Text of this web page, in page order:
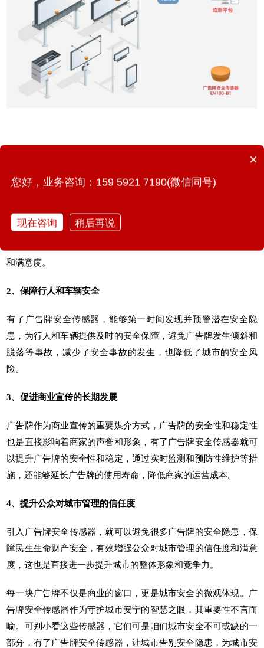
1、提升城市安全管理水平
有了广告牌安全传感器，通过实时监测和预警功能，管理人员能
够及时发现并处理广告牌的安全隐患，有效防止安全事故的发
和满意度。
2、保障行人和车辆安全
有了广告牌安全传感器，能够第一时间发现并预警潜在安全隐
患，为行人和车辆提供及时的安全保障，避免广告牌发生倾斜和
脱落等事故，减少了安全事故的发生，也降低了城市的安全风
险。
3、促进商业宣传的长期发展
广告牌作为商业宣传的重要媒介方式，广告牌的安全性和稳定性
也是直接影响着商家的声誉和形象，有了广告牌安全传感器就可
以提升广告牌的安全性和稳定，通过实时监测和预防性维护等措
施，还能够延长广告牌的使用寿命，降低商家的运营成本。
4、提升公众对城市管理的信任度
引入广告牌安全传感器，就可以避免很多广告牌的安全隐患，保
障民生生命财产安全，有效增强公众对城市管理的信任度和满意
度，这也是直接进一步提升城市的整体形象和竞争力。
每一块广告牌不仅是商业的窗口，更是城市安全的微观体现。
广
告牌安全传感器作为守护城市安宁的智慧之眼，其重要性不言而
喻。可别小看这些传感器，它们可是咱们城市安全不可或缺的一
部分，有了广告牌安全传感器，让城市告别安全隐患，为城市安
×
您好，业务咨询：159 5921 7190(微信同号)
现在咨询 稍后再说